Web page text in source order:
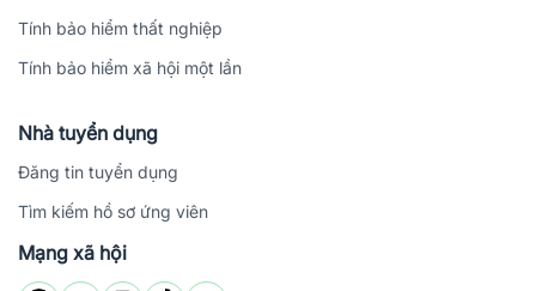
Tính bảo hiểm thất nghiệp
Tính bảo hiểm xã hội một lần
Nhà tuyển dụng
Đăng tin tuyển dụng
Tìm kiếm hồ sơ ứng viên
Mạng xã hội